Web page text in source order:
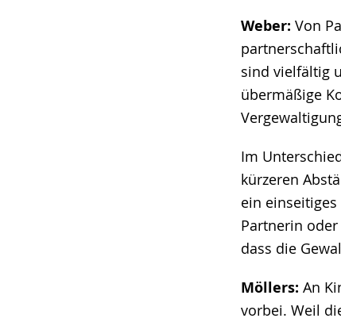
Weber: Von
sind vielfältig
übermäßige
Im
kürzeren
ein
Partnerin
dass die
Möllers: An
vorbei. Weil